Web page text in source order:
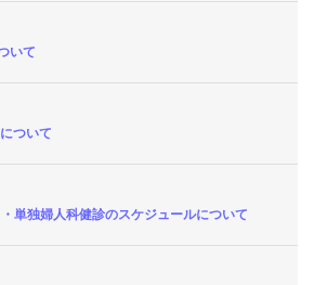
いて
ついて
単独婦人科健診のスケジュールについて